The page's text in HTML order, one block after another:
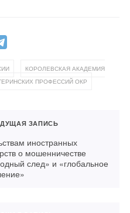
КОРОЛЕВСКАЯ АКАДЕМИЯ
ПРОФЕССИЙ ОКР
ЗАПИСЬ
иностранных
о мошенничестве
след» и «глобальное